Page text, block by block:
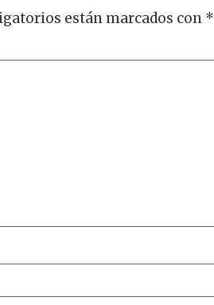
están marcados con *